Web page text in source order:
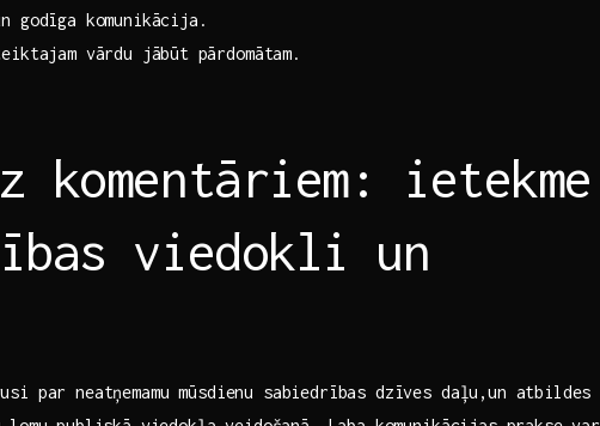
godīga komunikācija.
vārdu jābūt⁤ pārdomātam.
komentāriem: ietekme​
viedokli un
par neatņemamu mūsdienu sabiedrības dzīves daļu,un atbildes